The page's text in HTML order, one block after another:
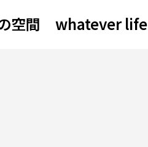
空間 whatever life